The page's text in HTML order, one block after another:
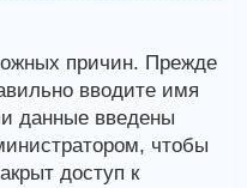
причин. Прежде
вводите имя
данные введены
чтобы
доступ к